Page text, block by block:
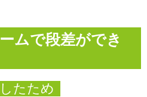
ムで段差ができ
たため